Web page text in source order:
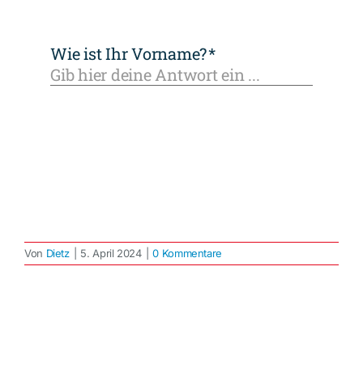
Von Dietz 5. April 2024 0 Kommentare